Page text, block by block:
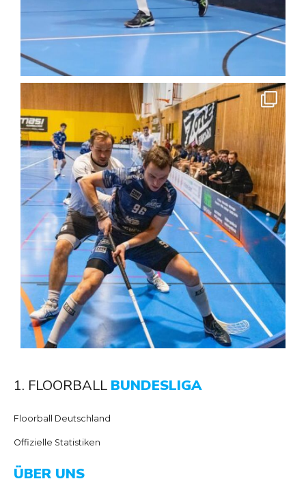
1. FLOORBALL BUNDESLIGA
Floorball Deutschland
Offizielle Statistiken
ÜBER UNS